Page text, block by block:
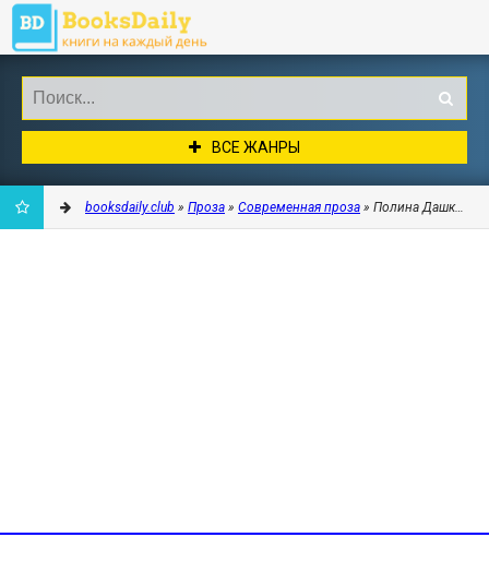
ВСЕ ЖАНРЫ
booksdaily.club » Проза » Современная проза » Полина Дашкова -